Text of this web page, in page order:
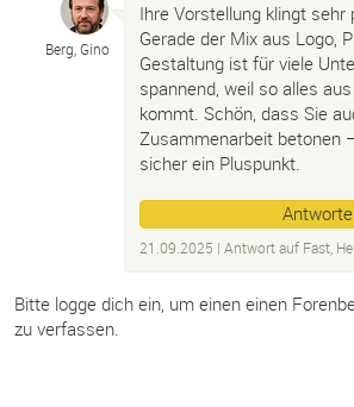
Berg, Gino
Ihre Vorstellung klingt sehr
Gerade der Mix aus Logo,
Gestaltung ist für viele
spannend, weil so alles
kommt. Schön, dass Sie
Zusammenarbeit betonen
sicher ein Pluspunkt.
21.09.2025 | Antwort auf Fast,
Bitte logge dich ein, um einen einen
zu verfassen.